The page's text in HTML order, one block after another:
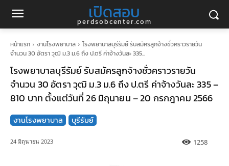
เปิดสอบ
perdsobcenter.com
หน้าแรก งานโรงพยาบาล
โรงพยาบาลบุรีรัมย์ รับสมัครลูกจ้างชั่วคราวรายวัน
จำนวน 30 อัตรา วุฒิ ม.3 ม.6 ถึง ป.ตรี ค่าจ้างวันละ 335...
โรงพยาบาลบุรีรัมย์ รับสมัครลูกจ้างชั่วคราวรายวัน
จำนวน 30 อัตรา วุฒิ ม.3 ม.6 ถึง ป.ตรี ค่าจ้างวันละ 335 –
810 บาท ตั้งแต่วันที่ 26 มิถุนายน – 20 กรกฎาคม 2566
งานโรงพยาบาล บุรีรัมย์
24 มิถุนายน 2023 1258